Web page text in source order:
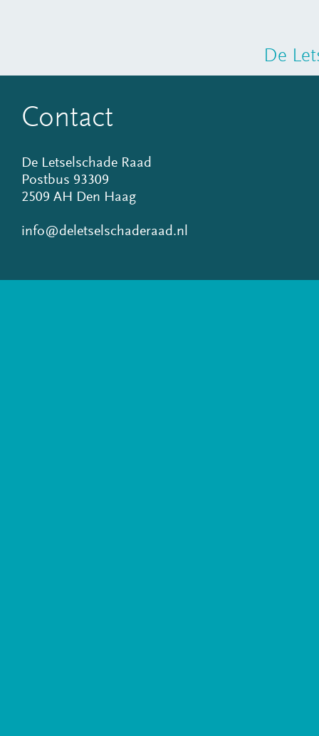
De
Contact
De Letselschade Raad
Postbus 93309
2509 AH Den Haag
info@deletselschaderaad.nl